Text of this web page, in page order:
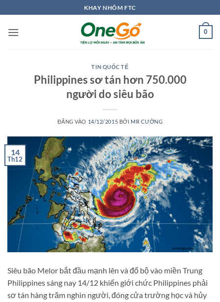
qua
nội
KHAY NHÔM FTC
0
TIN QUỐC TẾ
Philippines sơ tán hơn 750.000
người do siêu bão
ĐĂNG VÀO 14/12/2015 BỞI MR CƯỜNG
14
Th12
Siêu bão Melor bắt đầu mạnh lên và đổ bộ vào miền Trung
Philippines sáng nay 14/12 khiến giới chức Philippines phải
sơ tán hàng trăm nghìn người, đóng cửa trường học và hủy